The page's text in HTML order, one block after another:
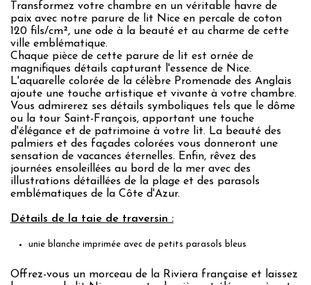
Transformez votre chambre en un véritable havre de
paix avec notre parure de lit Nice en percale de coton
120 fils/cm², une ode à la beauté et au charme de cette
ville emblématique.
Chaque pièce de cette parure de lit est ornée de
magnifiques détails capturant l'essence de Nice.
L'aquarelle colorée de la célèbre Promenade des Anglais
ajoute une touche artistique et vivante à votre chambre.
Vous admirerez ses détails symboliques tels que le dôme
ou la tour Saint-François, apportant une touche
d'élégance et de patrimoine à votre lit. La beauté des
palmiers et des façades colorées vous donneront une
sensation de vacances éternelles. Enfin, rêvez des
journées ensoleillées au bord de la mer avec des
illustrations détaillées de la plage et des parasols
emblématiques de la Côte d'Azur.
Détails de la taie de traversin :
unie blanche imprimée avec de petits parasols bleus
Offrez-vous un morceau de la Riviera française et laissez